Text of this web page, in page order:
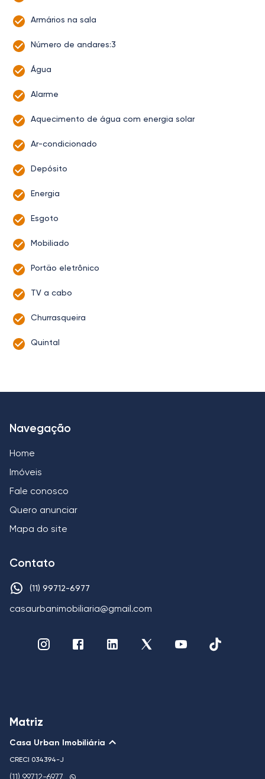
Armários na sala
Número de andares:3
Água
Alarme
Aquecimento de água com energia solar
Ar-condicionado
Depósito
Energia
Esgoto
Mobiliado
Portão eletrônico
TV a cabo
Churrasqueira
Quintal
Navegação
Home
Imóveis
Fale conosco
Quero anunciar
Mapa do site
Contato
(11) 99712-6977
casaurbanimobiliaria@gmail.com
Matriz
Casa Urban Imobiliária
CRECI 034394-J
(11) 99712-6977